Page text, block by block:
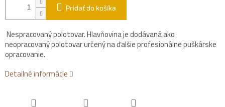
Pridať do košíka
Nespracovaný polotovar. Hlavňovina je dodávaná ako
neopracovaný polotovar určený na ďalšie profesionálne puškárske
opracovanie.
Detailné informácie